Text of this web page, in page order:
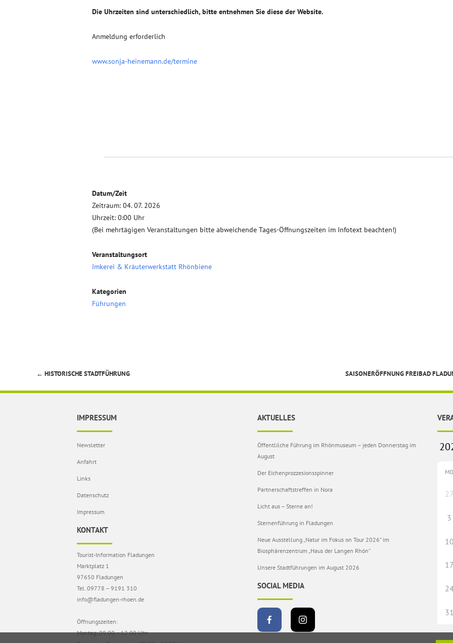
Die Uhrzeiten sind unterschiedlich, bitte entnehmen Sie diese der Website.
Anmeldung erforderlich
www.sonja-heinemann.de/termine
Datum/Zeit
Zeitraum: 04. 07. 2026
Uhrzeit: 0:00 Uhr
(Bei mehrtägigen Veranstaltungen bitte abweichende Tages-Öffnungszeiten im Infotext beachten!)
Veranstaltungsort
Imkerei & Kräuterwerkstatt Rhönbiene
Kategorien
Führungen
Beitragsnavigation
← HISTORISCHE STADTFÜHRUNG SAISONERÖFFNUNG FREIBAD
IMPRESSUM
Newsletter
Anfahrt
Links
Datenschutz
Impressum
KONTAKT
Tourist-Information Fladungen
Marktplatz 1
97650 Fladungen
Tel. 09778 – 9191 310
info@fladungen-rhoen.de
Öffnungszeiten:
Montag: 09.00 – 12.00 Uhr
AKTUELLES
Öffentlilche Führung im Rhönmuseum – jeden Donnerstag im
August
Der Eichenprozzesionsspinner
Partnerschaftstreffen in Nora
Licht aus – Sterne an!
Sternenführung in Fladungen
Neue Ausstellung „Natur im Fokus on Tour 2026“ im
Biosphärenzentrum „Haus der Langen Rhön“
Unsere Stadtführungen im August 2026
SOCIAL MEDIA
MO
27
3
10
17
31